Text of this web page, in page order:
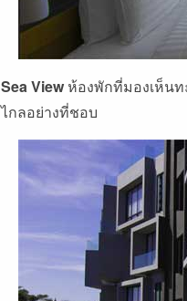
Sea Viewห้องพักที่มองเห็นท
ไกลอย่างที่ชอบ